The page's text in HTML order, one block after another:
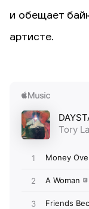
и обещает
артисте.